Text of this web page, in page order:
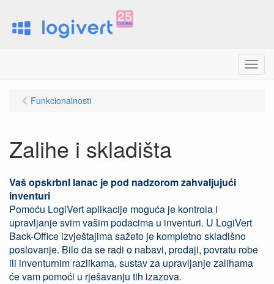
M
e
Funkcionalnosti
Zalihe i skladišta
Vaš opskrbnI lanac je pod nadzorom zahvaljujući
inventuri
Pomoću LogiVert aplikacije moguća je kontrola i
upravljanje svim vašim podacima u inventuri. U LogiVert
Back-Office izvještajima sažeto je kompletno skladišno
poslovanje. Bilo da se radi o nabavi, prodaji, povratu robe
ili inventurnim razlikama, sustav za upravljanje zalihama
će vam pomoći u rješavanju tih izazova.